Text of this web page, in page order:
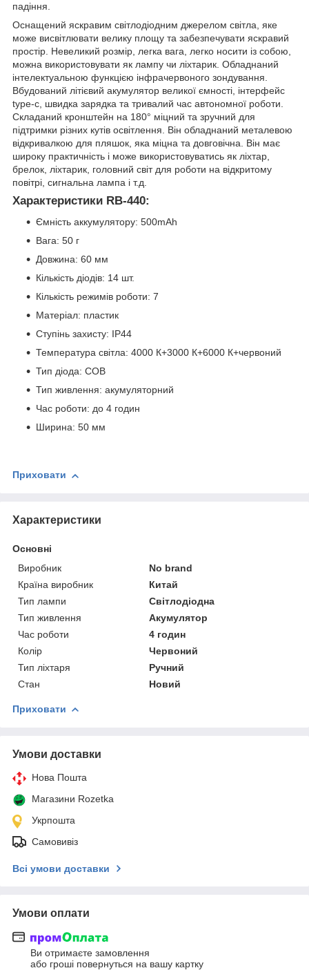
падіння.
Оснащений яскравим світлодіодним джерелом світла, яке
може висвітлювати велику площу та забезпечувати яскравий
простір. Невеликий розмір, легка вага, легко носити із собою,
можна використовувати як лампу чи ліхтарик. Обладнаний
інтелектуальною функцією інфрачервоного зондування.
Вбудований літієвий акумулятор великої ємності, інтерфейс
type-c, швидка зарядка та тривалий час автономної роботи.
Складаний кронштейн на 180° міцний та зручний для
підтримки різних кутів освітлення. Він обладнаний металевою
відкривалкою для пляшок, яка міцна та довговічна. Він має
широку практичність і може використовуватись як ліхтар,
брелок, ліхтарик, головний світ для роботи на відкритому
повітрі, сигнальна лампа і т.д.
Характеристики RB-440:
Ємність аккумулятору: 500mAh
Вага: 50 г
Довжина: 60 мм
Кількість діодів: 14 шт.
Кількість режимів роботи: 7
Матеріал: пластик
Ступінь захисту: IP44
Температура світла: 4000 К+3000 К+6000 К+червоний
Тип діода: COB
Тип живлення: акумуляторний
Час роботи: до 4 годин
Ширина: 50 мм
Приховати
Характеристики
Основні
Виробник
No brand
Країна виробник
Китай
Тип лампи
Світлодіодна
Тип живлення
Акумулятор
Час роботи
4 годин
Колір
Червоний
Тип ліхтаря
Ручний
Стан
Новий
Приховати
Умови доставки
Нова Пошта
Магазини Rozetka
Укрпошта
Самовивіз
Всі умови доставки
Умови оплати
Ви отримаєте замовлення
або гроші повернуться на вашу картку